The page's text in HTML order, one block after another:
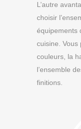
L’autre
choisir
équipements
cuisine. Vous
couleurs, la
l’ensemble
finitions.